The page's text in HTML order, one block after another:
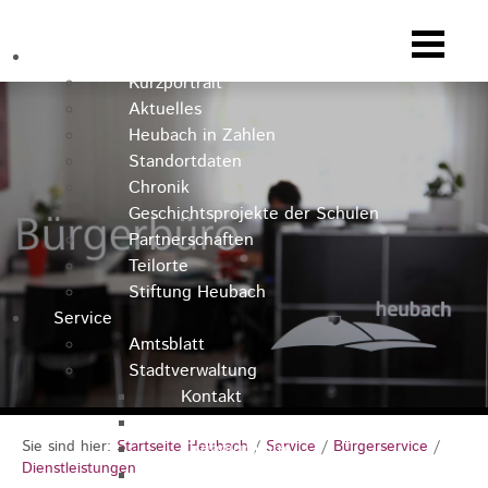
Kurzportrait
Aktuelles
Heubach in Zahlen
Standortdaten
Chronik
Geschichtsprojekte der Schulen
Partnerschaften
Teilorte
Stiftung Heubach
Service
Amtsblatt
Stadtverwaltung
Kontakt
Rathausteam
Organigramm
Sie sind hier: Startseite Heubach / Service / Bürgerservice /
Dienstleistungen